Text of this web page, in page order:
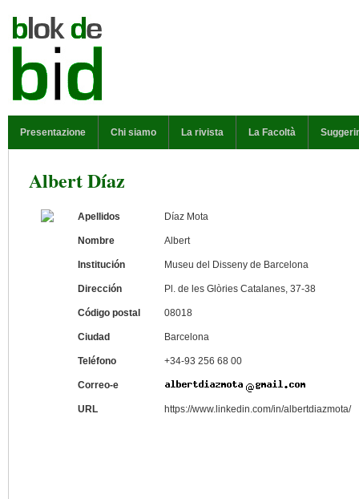
Presentazione Chi siamo La rivista La Facoltà
Albert Díaz
Apellidos Díaz Mota
Nombre Albert
Institución Museu del Disseny de Barcelona
Dirección Pl. de les Glòries Catalanes, 37-38
Código postal 08018
Ciudad Barcelona
Teléfono +34-93 256 68 00
Correo-e
URL https://www.linkedin.com/in/albertdiazmota/